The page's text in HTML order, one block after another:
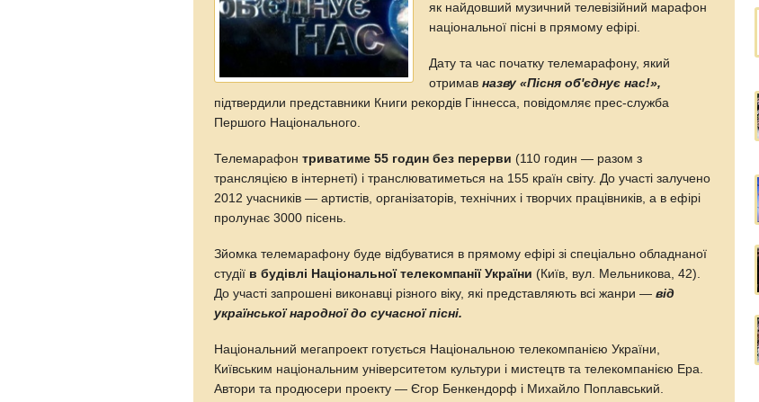
як найдовший музичний телевізійний марафон
національної пісні в прямому ефірі.
Дату та час початку телемарафону, який
отримавназву «Пісня об'єднує нас!»,
підтвердили представники Книги рекордів Гіннесса, повідомляє прес-служба
Першого Національного.
Телемарафонтриватиме 55 годин без перерви (110 годин — разом з
трансляцією в інтернеті) і транслюватиметься на 155 країн світу. До участі залучено
2012 учасників — артистів, організаторів, технічних і творчих працівників, а в ефірі
пролунає 3000 пісень.
Зйомка телемарафону буде відбуватися в прямому ефірі зі спеціально обладнаної
студії в будівлі Національної телекомпанії України (Київ, вул. Мельникова, 42).
До участі запрошені виконавці різного віку, які представляють всі жанри —від
української народної до сучасної пісні.
Національний мегапроект готується Національною телекомпанією України,
Київським національним університетом культури і мистецтв та телекомпанією Ера.
Автори та продюсери проекту — Єгор Бенкендорф і Михайло Поплавський.